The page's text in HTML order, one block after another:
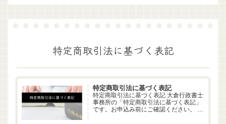
特定商取引法に基づく表記
特定商取引法に基づく表記
特定商取引法に基づく表記 大倉行政書士
事務所の「特定商取引法に基づく表記」
です。お申込み前にご確認ください。 事